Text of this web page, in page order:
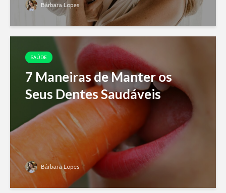
Bárbara Lopes
SAÚDE
7 Maneiras de Manter os
Seus Dentes Saudáveis
Bárbara Lopes